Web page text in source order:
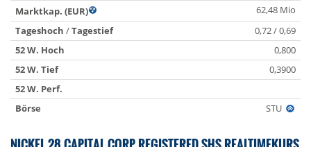
Marktkap. (EUR)
62,48 Mio
Tageshoch /Tagestief
0,72 / 0,69
52 W. Hoch
0,800
52 W. Tief
0,3900
52 W. Perf.
Börse
STU